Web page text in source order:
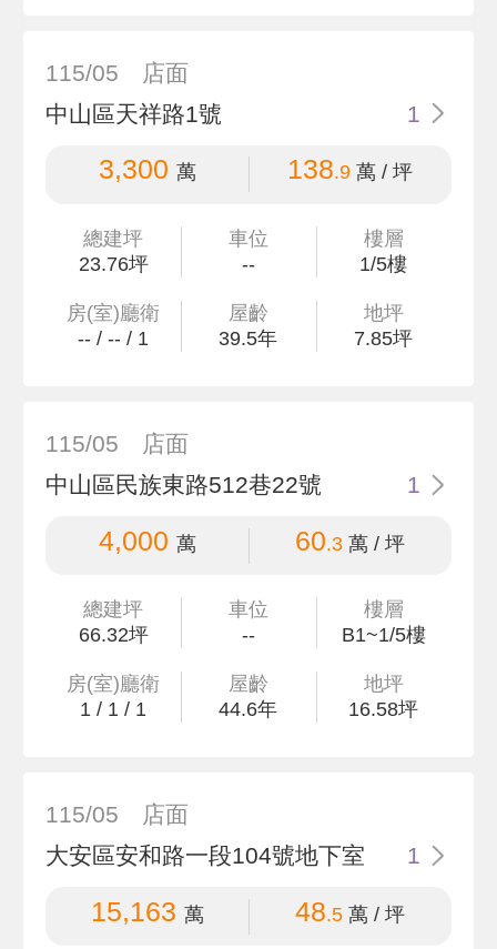
115/05
店面
中山區天祥路1號
1
3,300 萬 138.9萬 / 坪
總建坪
23.76坪
車位
--
樓層
1/5樓
房(室)廳衛
-- /-- / 1
屋齡
39.5年
地坪
7.85坪
115/05
店面
中山區民族東路512巷22號
1
4,000 萬 60.3萬 / 坪
總建坪
66.32坪
車位
--
樓層
B1~1/5樓
房(室)廳衛
1 / 1 / 1
屋齡
44.6年
地坪
16.58坪
115/05
店面
大安區安和路一段104號地下室
1
15,163 萬 48.5萬 / 坪